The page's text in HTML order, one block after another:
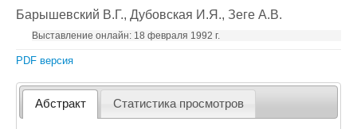
Барышевский В.Г., Дубовская И.Я., Зеге А.В.
Выставление онлайн: 18 февраля 1992 г.
PDF версия
Абстракт Статистика просмотров